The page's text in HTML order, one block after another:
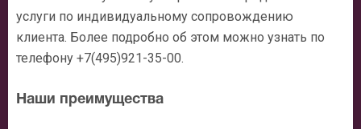
услуги по индивидуальному сопровождению
клиента. Более подробно об этом можно узнать по
телефону +7(495)921-35-00.
Наши преимущества